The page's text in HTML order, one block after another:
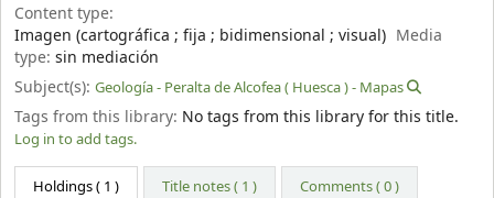
Content type:
Imagen (cartográfica ; fija ; bidimensional ; visual) Media
type: sin mediación
Subject(s): Geología - Peralta de Alcofea ( Huesca ) - Mapas
Tags from this library: No tags from this library for this title.
Log in to add tags.
Holdings( 1 ) Title notes ( 1 ) Comments ( 0 )